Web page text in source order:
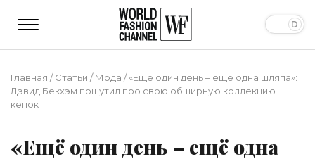
Главная /Статьи /Мода /«Ещё один день – ещё одна шляпа»:
Дэвид Бекхэм пошутил про свою обширную коллекцию
кепок
«Ещё один день – ещё одна